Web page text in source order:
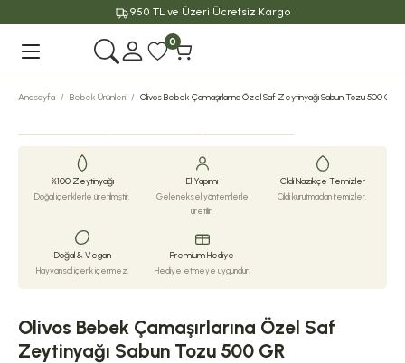
950 TL ve Üzeri Ücretsiz Kargo
Geri Dön
0
Anasayfa Bebek Ürünleri Olivos Bebek Çamaşırlarına Özel Saf Zeytinyağı Sabun Tozu 500 GR
%100 Zeytinyağı
Doğal içeriklerle üretilmiştir.
El Yapımı
Geleneksel yöntemlerle
üretilir.
Cildi Nazikçe Temizler
Cildi kurutmadan temizler.
Doğal & Vegan
Hayvansal içerik içermez.
Premium Hediye
Hediye etmeye uygundur.
Olivos Bebek Çamaşırlarına Özel Saf
Zeytinyağı Sabun Tozu 500 GR